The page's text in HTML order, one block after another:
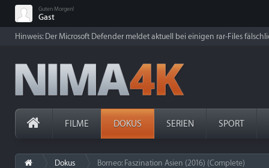
Guten Morgen!
Gast
Hinweis: Der Microsoft Defender meldet aktuell bei einigen rar-Files
FILME DOKUS SERIEN SPORT
Dokus Borneo: Faszination Asien (2016) (Complete)